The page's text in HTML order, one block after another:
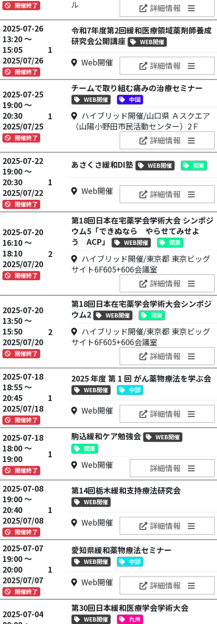
開催終了 ル
詳細情報
2025-07-26
13:20 ～
15:05
2025/07/26
開催終了
1
令和7年度第2回緩和医療領域薬剤師養成
研究会公開講座
WEB開催
Web開催 詳細情報
2025-07-25
19:00 ～
20:30
2025/07/25
開催終了
1
チームで取り組む痛みの治療セミナー
WEB開催 中国
ハイブリッド開催/山口県 Ａスクエア
（山陽小野田市民活動センター）2Ｆ
詳細情報
2025-07-22
19:00 ～
20:30
2025/07/22
開催終了
1
あさくさ緩和DI塾 WEB開催 関東
Web開催 詳細情報
2025-07-20
16:10 ～
18:10
2025/07/20
開催終了
2
第18回日本在宅薬学会学術大会 シンポジ
ウム5「できぬなら やらせてみせよ
う ACP」
WEB開催 関東
ハイブリッド開催/東京都 東京ビッグ
サイト6F605+606会議室
詳細情報
2025-07-20
13:50 ～
15:50
2025/07/20
開催終了
2
第18回日本在宅薬学会学術大会シンポジ
ウム2
WEB開催 関東
ハイブリッド開催/東京都 東京ビッグ
サイト6F605+606会議室
詳細情報
2025-07-18
18:55 ～
20:45
2025/07/18
開催終了
1
2025 年度 第 1 回 がん薬物療法を学ぶ会
WEB開催 中部
Web開催 詳細情報
2025-07-18
18:00 ～
19:00
開催終了
1
駒込緩和ケア勉強会
WEB開催
関東
Web開催
詳細情報
2025-07-08
19:00 ～
20:40
2025/07/08
開催終了
1
第14回栃木緩和支持療法研究会
WEB開催
Web開催
詳細情報
2025-07-07
19:00 ～
20:00
2025/07/07
開催終了
1
愛知県緩和薬物療法セミナー
WEB開催 中部
Web開催 詳細情報
2025-07-04
第30回日本緩和医療学会学術大会
WEB開催 九州